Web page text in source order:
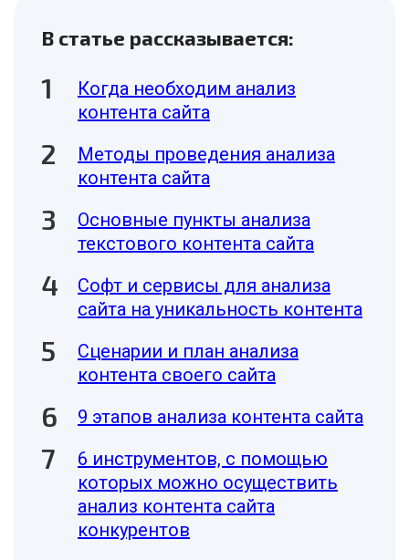
В статье рассказывается:
Когда необходим анализ
контента сайта
Методы проведения анализа
контента сайта
Основные пункты анализа
текстового контента сайта
Софт и сервисы для анализа
сайта на уникальность контента
Сценарии и план анализа
контента своего сайта
9 этапов анализа контента сайта
6 инструментов, с помощью
которых можно осуществить
анализ контента сайта
конкурентов